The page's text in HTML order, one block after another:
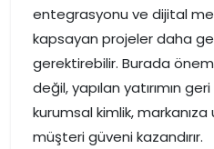
entegrasyonu ve dijital
kapsayan projeler daha
gerektirebilir. Burada
değil, yapılan yatırımın
kurumsal kimlik,
müşteri güveni kazandırır.